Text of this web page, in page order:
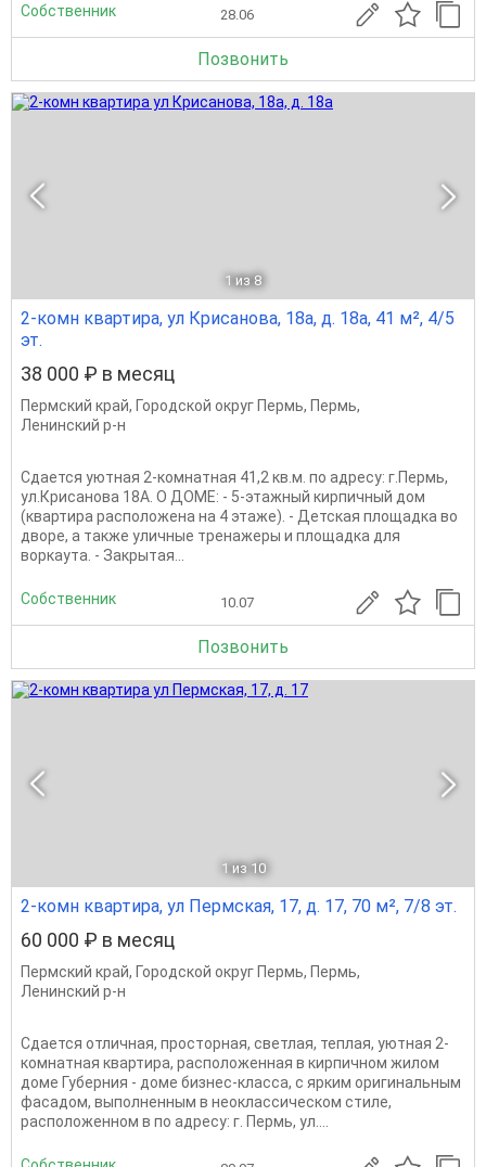
Собственник 28.06
Позвонить
1 из 8
2-комн квартира, ул Крисанова, 18а, д. 18а, 41 м², 4/5
эт.
38 000 ₽ в месяц
Пермский край, Городской округ Пермь, Пермь,
Ленинский р-н
Сдается уютная 2-комнатная 41,2 кв.м. по адресу: г.Пермь,
ул.Крисанова 18А. О ДОМЕ: - 5-этажный кирпичный дом
(квартира расположена на 4 этаже). - Детская площадка во
дворе, а также уличные тренажеры и площадка для
воркаута. - Закрытая...
Собственник 10.07
Позвонить
1 из 10
2-комн квартира, ул Пермская, 17, д. 17, 70 м², 7/8 эт.
60 000 ₽ в месяц
Пермский край, Городской округ Пермь, Пермь,
Ленинский р-н
Сдается отличная, просторная, светлая, теплая, уютная 2-
комнатная квартира, расположенная в кирпичном жилом
доме Губерния - доме бизнес-класса, с ярким оригинальным
фасадом, выполненным в неоклассическом стиле,
расположенном в по адресу: г. Пермь, ул....